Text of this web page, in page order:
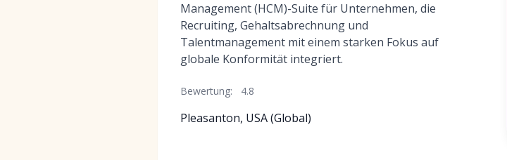
Management (HCM)-Suite für Unternehmen, die
Recruiting, Gehaltsabrechnung und
Talentmanagement mit einem starken Fokus auf
globale Konformität integriert.
Bewertung: 4.8
Pleasanton, USA (Global)